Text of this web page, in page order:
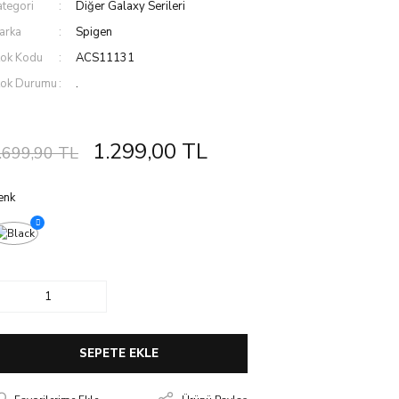
Diğer Galaxy Serileri
Spigen
Kodu
ACS11131
Durumu
.
TL 1.299,00 TL
SEPETE EKLE